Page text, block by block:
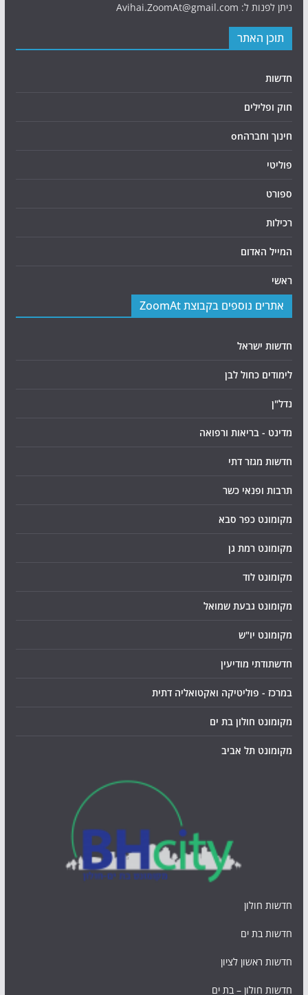
ניתן לפנות ל: Avihai.ZoomAt@gmail.com
תוכן האתר
חדשות
חוק ופלילים
חינוך וחברהon
פוליטי
ספורט
רכילות
המייל האדום
ראשי
אתרים נוספים בקבוצת ZoomAt
חדשות ישראל
לימודים כחול לבן
נדל"ן
מדינט - בריאות ורפואה
חדשות מגזר דתי
תרבות ופנאי כשר
מקומונט כפר סבא
מקומונט רמת גן
מקומונט לוד
מקומונט גבעת שמואל
מקומונט יו"ש
חדשתודתי מודיעין
במרכז - פוליטיקה ואקטואליה דתית
מקומונט חולון בת ים
מקומונט תל אביב
חדשות חולון
חדשות בת ים
חדשות ראשון לציון
חדשות חולון – בת ים